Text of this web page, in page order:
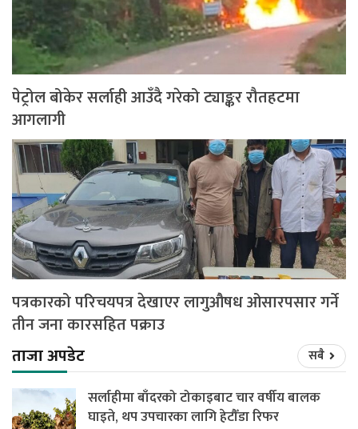
पेट्रोल बोकेर सर्लाही आउँदै गरेको ट्याङ्कर रौतहटमा
आगलागी
पत्रकारको परिचयपत्र देखाएर लागुऔषध ओसारपसार गर्ने
तीन जना कारसहित पक्राउ
ताजा अपडेट
सबै
सर्लाहीमा बाँदरको टोकाइबाट चार वर्षीय बालक
घाइते, थप उपचारका लागि हेटौँडा रिफर